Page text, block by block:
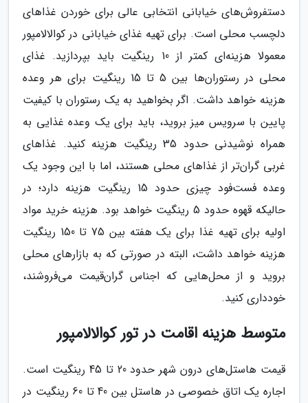
دستفروش‌های خیابانی انتخابی عالی برای خوردن غذاهای
دلچسب محلی است. برای تهیه غذای خیابانی در کوالالامپور
معمولا هزینه‌ای کمتر از 10 رینگیت باید بپردازید. غذای
محلی در رستوران‌ها بین 5 تا 15 رینگیت برای هر وعده
هزینه خواهد داشت. اگر بخواهید به یک رستوران با کیفیت
پایین با سرویس میز بروید، باید برای یک وعده غذایی به
همراه نوشیدنی حدود 35 رینگیت هزینه کنید. غذاهای
غربی گران‌تر از غذاهای محلی هستند، اما با این وجود یک
وعده فست‌فود چیزی حدود 15 رینگیت هزینه دارد؛ در
حالیکه قهوه حدود 5 رینگیت خواهد بود. هزینه خرید مواد
اولیه برای تهیه غذا برای یک هفته بین 75 تا 150 رینگیت
هزینه خواهد داشت، البته در صورتی که به بازارهای محلی
بروید و از محل‌هایی که اجناس گران‌قیمت می‌فروشند،
خودداری کنید.
متوسط هزینه اقامت در تور کوالالامپور
قیمت هاستل‌های درون شهر حدود 20 تا 45 رینگیت است.
اجاره یک اتاق‌ خصوصی در هاستل بین 40 تا 60 رینگیت در